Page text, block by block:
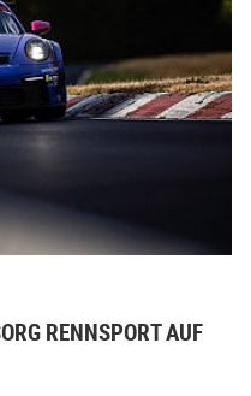
RENNSPORT AUF